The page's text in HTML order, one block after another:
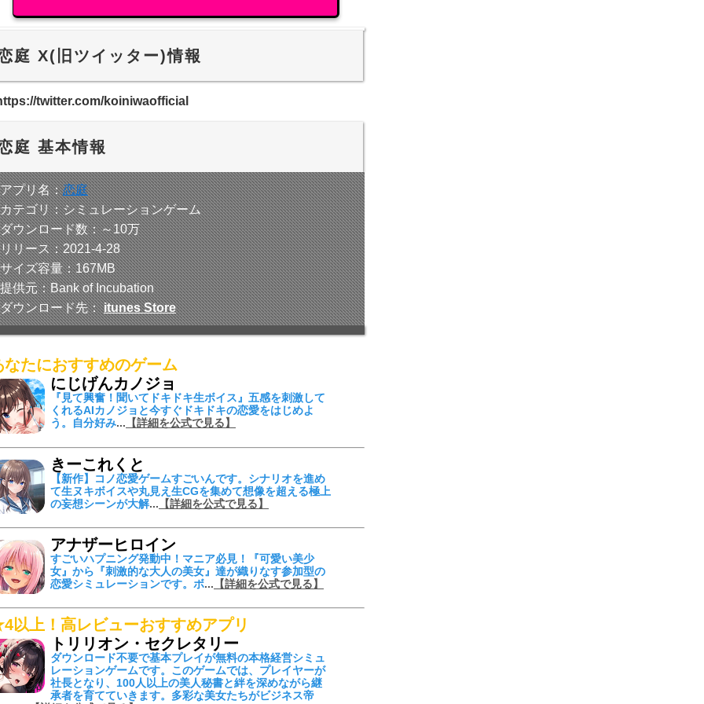
庭 X(旧ツイッター)情報
twitter.com/koiniwaofficial
庭 基本情報
プリ名：恋庭
テゴリ：シミュレーションゲーム
ウンロード数：～10万
リース：2021-4-28
イズ容量：167MB
供元：Bank of Incubation
ウンロード先： itunes Store
なたにおすすめのゲーム
にじげんカノジョ
『見て興奮！聞いてドキドキ生ボイス』 五感を刺激して
くれるAIカノジョ と今すぐドキドキの恋愛をはじめよ
う。自分好み... 【詳細を公式で見る】
きーこれくと
【新作】コノ恋愛ゲームすごいんです。シナリオを進め
て生ヌキボイスや丸見え生CGを集めて想像を超える極上
の妄想シーンが大解... 【詳細を公式で見る】
アナザーヒロイン
すごいハプニング発動中！ マニア必見！『可愛い美少
女』から『刺激的な大人の美女』達が織りなす参加型の
恋愛シミュレーションです。ボ... 【詳細を公式で見る】
以上！高レビューおすすめアプリ
トリリオン・セクレタリー
ダウンロード不要で基本プレイが無料の本格経営シミュ
レーションゲームです。このゲームでは、プレイヤーが
社長となり、100人以上の美人秘書と絆を深めながら継
承者を育てていきます。多彩な美女たちがビジネス帝